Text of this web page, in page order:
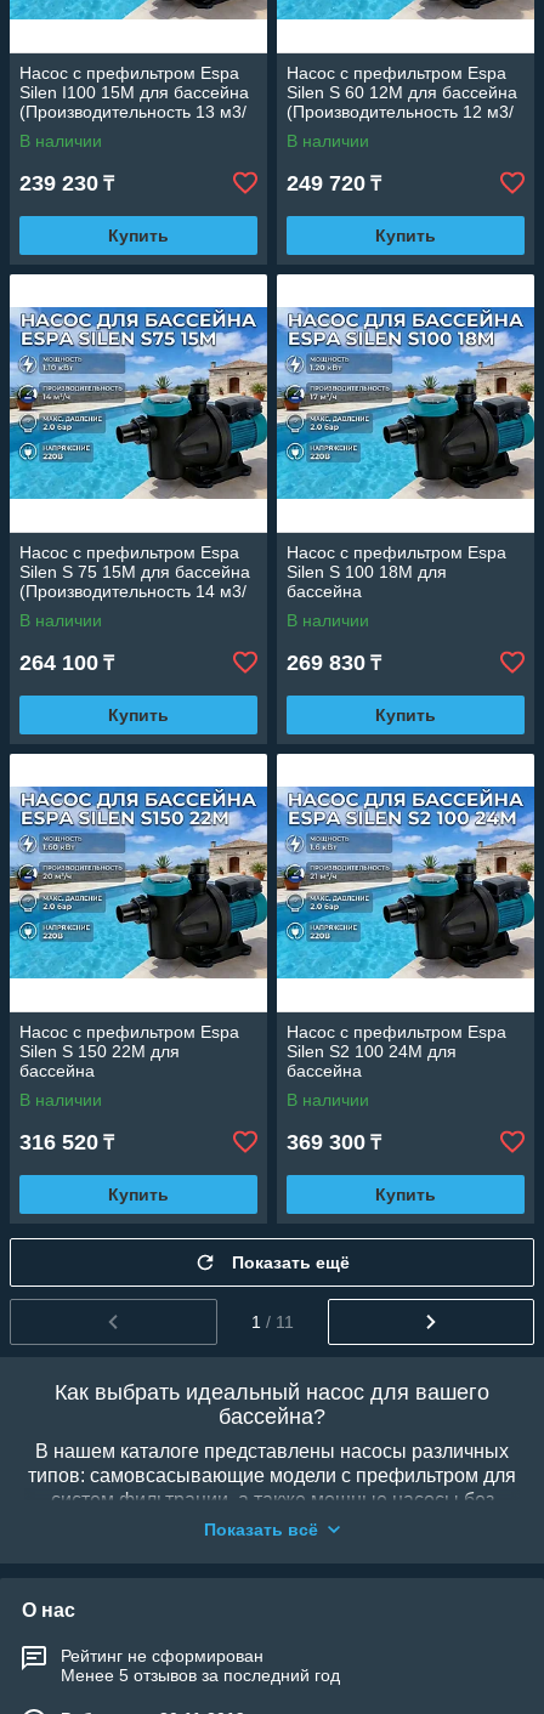
Насос c префильтром Espa
Silen I100 15M для бассейна
(Производительность 13 м3/
ч, мощность: 0,85 кВт,
подключение 220В)
В наличии
239 230 ₸
Купить
Насос c префильтром Espa
Silen S 60 12M для бассейна
(Производительность 12 м3/
ч, мощность: 0,80 кВт,
подключение 220В)
В наличии
249 720 ₸
Купить
Насос c префильтром Espa
Silen S 75 15M для бассейна
(Производительность 14 м3/
ч, мощность: 1,10 кВт,
подключение 220В)
В наличии
264 100 ₸
Купить
Насос c префильтром Espa
Silen S 100 18M для
бассейна
(Производительность 17 м3/
ч, мощность: 1,20 кВт,
В наличии
269 830 ₸
Купить
Насос c префильтром Espa
Silen S 150 22M для
бассейна
(Производительность 20 м3/
ч, мощность: 1,60 кВт,
В наличии
316 520 ₸
Купить
Насос c префильтром Espa
Silen S2 100 24M для
бассейна
(Производительность 21 м3/
ч, мощность: 1,60 кВт,
В наличии
369 300 ₸
Купить
Показать ещё
1 / 11
Как выбрать идеальный насос для вашего
бассейна?
В нашем каталоге представлены насосы различных
типов: самовсасывающие модели с префильтром для
систем фильтрации, а также мощные насосы без
префильтра для гидромассажа, водопадов и
выполнены из коррозийно-стойких материалов,
устойчивых к воздействию хлора и ультрафиолета.
Показать всё
О нас
Рейтинг не сформирован
Менее 5 отзывов за последний год